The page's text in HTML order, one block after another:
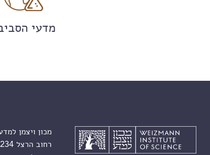
מדעי
מכון ויצמן
רחוב הרצל 234, רחובות 7610001